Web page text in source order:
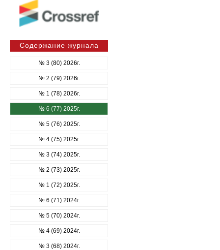
Содержание журнала
№ 3 (80) 2026г.
№ 2 (79) 2026г.
№ 1 (78) 2026г.
№ 6 (77) 2025г.
№ 5 (76) 2025г.
№ 4 (75) 2025г.
№ 3 (74) 2025г.
№ 2 (73) 2025г.
№ 1 (72) 2025г.
№ 6 (71) 2024г.
№ 5 (70) 2024г.
№ 4 (69) 2024г.
№ 3 (68) 2024г.